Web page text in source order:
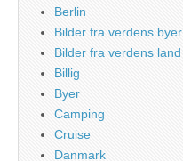
Berlin
Bilder fra verdens byer
Bilder fra verdens land
Billig
Byer
Camping
Cruise
Danmark